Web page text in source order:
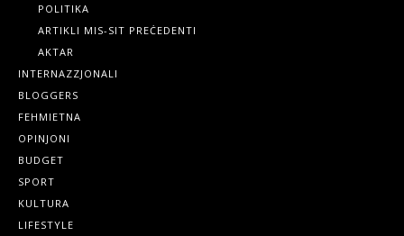
POLITIKA
ARTIKLI MIS-SIT PREĊEDENTI
AKTAR
INTERNAZZJONALI
BLOGGERS
FEHMIETNA
OPINJONI
BUDGET
SPORT
KULTURA
LIFESTYLE